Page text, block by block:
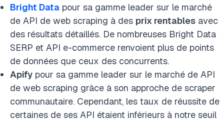
Bright Data pour sa gamme leader sur le marché
de API de web scraping à des prix rentables avec
des résultats détaillés. De nombreuses Bright Data
SERP et API e-commerce renvoient plus de points
de données que ceux des concurrents.
Apify pour sa gamme leader sur le marché de API
de web scraping grâce à son approche de scraper
communautaire. Cependant, les taux de réussite de
certaines de ses API étaient inférieurs à notre seuil